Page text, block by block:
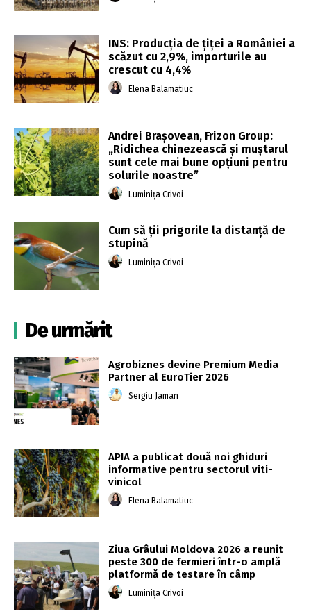
INS: Producţia de ţiţei a României a
scăzut cu 2,9%, importurile au
crescut cu 4,4%
Elena Balamatiuc
Andrei Brașovean, Frizon Group:
„Ridichea chinezească și muștarul
sunt cele mai bune opțiuni pentru
solurile noastre”
Luminița Crivoi
Cum să ții prigorile la distanță de
stupină
Luminița Crivoi
De urmărit
Agrobiznes devine Premium Media
Partner al EuroTier 2026
Sergiu Jaman
APIA a publicat două noi ghiduri
informative pentru sectorul viti-
vinicol
Elena Balamatiuc
Ziua Grâului Moldova 2026 a reunit
peste 300 de fermieri într-o amplă
platformă de testare în câmp
Luminița Crivoi